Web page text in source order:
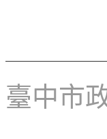
臺中市